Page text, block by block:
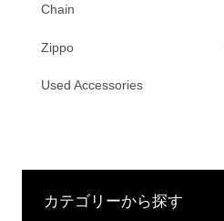
Chain
Zippo
Used Accessories
カテゴリーから探す